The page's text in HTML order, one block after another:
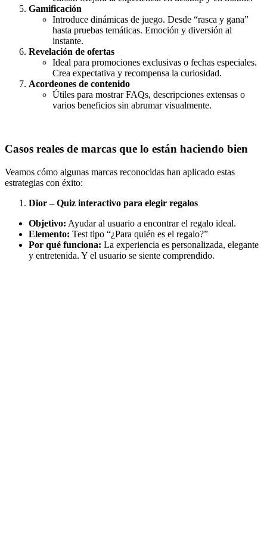
Gamificación
Introduce dinámicas de juego. Desde “rasca y gana”
hasta pruebas temáticas. Emoción y diversión al
instante.
Revelación de ofertas
Ideal para promociones exclusivas o fechas especiales.
Crea expectativa y recompensa la curiosidad.
Acordeones de contenido
Útiles para mostrar FAQs, descripciones extensas o
varios beneficios sin abrumar visualmente.
Casos reales de marcas que lo están haciendo bien
Veamos cómo algunas marcas reconocidas han aplicado estas
estrategias con éxito:
Dior – Quiz interactivo para elegir regalos
Objetivo: Ayudar al usuario a encontrar el regalo ideal.
Elemento: Test tipo “¿Para quién es el regalo?”
Por qué funciona: La experiencia es personalizada, elegante
y entretenida. Y el usuario se siente comprendido.